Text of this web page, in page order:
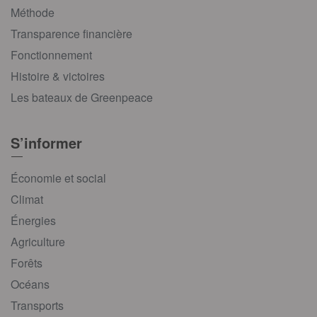
Méthode
Transparence financière
Fonctionnement
Histoire & victoires
Les bateaux de Greenpeace
S’informer
Économie et social
Climat
Énergies
Agriculture
Forêts
Océans
Transports